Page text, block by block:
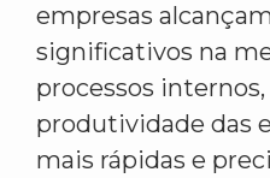
empresas
significativos na
processos
produtividade das
mais rápidas e